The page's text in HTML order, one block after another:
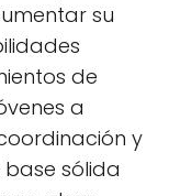
su
de
a
y
sólida